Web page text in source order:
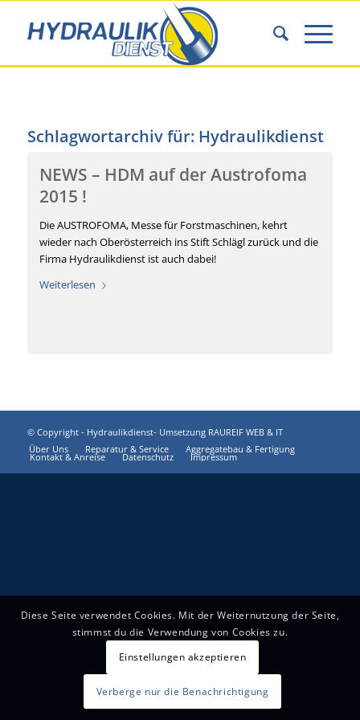
Schlagwortarchiv für: Hydraulikdienst
NEWS – HDM auf der Austrofoma
2015 !
Die AUSTROFOMA, Messe für Forstmaschinen, kehrt
wieder nach Oberösterreich ins Stift Schlägl zurück und die
Firma Hydraulikdienst ist auch dabei!
Weiterlesen
© Copyright - Hydraulikdienst- Umsetzung RAUREIF WEB & IT
Über Uns
Reparatur & Service Aggregatebau & Fertigung
Kontakt & Anreise Datenschutz Impressum
Diese Seite verwendet Cookies. Mit der Weiternutzung der Seite,
stimmst du die Verwendung von Cookies zu.
Einstellungen akzeptieren
Verberge nur die Benachrichtigung